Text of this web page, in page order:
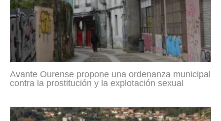
Avante Ourense propone una ordenanza municipal
contra la prostitución y la explotación sexual